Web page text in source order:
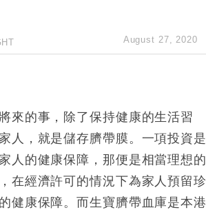
August 27, 2020
來的事，除了保持健康的生活習
人，就是儲存臍帶膜。一項投資是
人的健康保障，那便是相當理想的
在經濟許可的情況下為家人預留珍
健康保障。而生寶臍帶血庫是本港